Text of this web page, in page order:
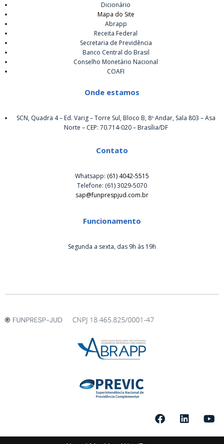
Dicionário
Mapa do Site
Abrapp
Receita Federal
Secretaria de Previdência
Banco Central do Brasil
Conselho Monetário Nacional
COAFI
Onde estamos
SCN, Quadra 4 – Ed. Varig – Torre Sul, Bloco B, 8º Andar, Sala 803 – Asa
Norte – CEP: 70.714-020 – Brasília/DF
Contato
Whatsapp: (61) 4042-5515
Telefone: (61) 3029-5070
sap@funprespjud.com.br
Funcionamento
Segunda a sexta, das 9h às 19h